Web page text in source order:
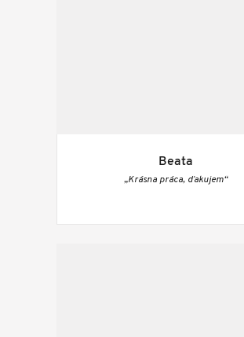
Beata
„Krásna práca, ďakujem“